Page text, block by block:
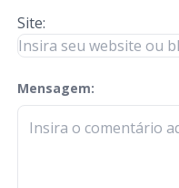
Site:
Mensagem:
check-terms